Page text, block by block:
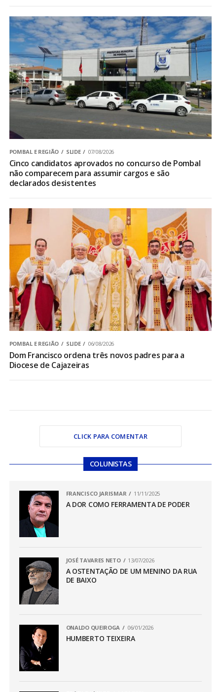
POMBAL E REGIÃO SLIDE 07/08/2026
Cinco candidatos aprovados no concurso de Pombal
não comparecem para assumir cargos e são
declarados desistentes
POMBAL E REGIÃO SLIDE 06/08/2026
Dom Francisco ordena três novos padres para a
Diocese de Cajazeiras
CLICK PARA COMENTAR
COLUNISTAS
FRANCISCO JARISMAR 11/11/2025
A DOR COMO FERRAMENTA DE PODER
JOSÉ TAVARES NETO 13/07/2026
A OSTENTAÇÃO DE UM MENINO DA RUA
DE BAIXO
ONALDO QUEIROGA 06/01/2026
HUMBERTO TEIXEIRA